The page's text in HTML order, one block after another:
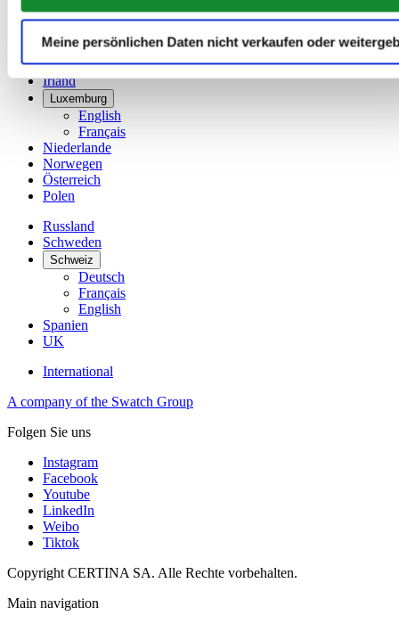
Meine persönlichen Daten nicht verkaufen oder
Deutschland
Finnland
France
Irland
Luxemburg
English
Français
Niederlande
Norwegen
Österreich
Polen
Russland
Schweden
Schweiz
Deutsch
Français
English
Spanien
UK
International
A company of the Swatch Group
Folgen Sie uns
Instagram
Facebook
Youtube
LinkedIn
Weibo
Tiktok
Copyright CERTINA SA. Alle Rechte vorbehalten.
Main navigation